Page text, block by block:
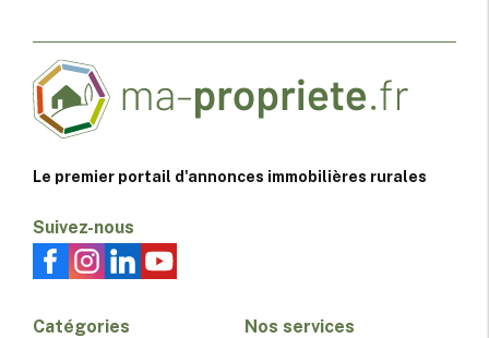
Le premier portail d'annonces immobilières rurales
Suivez-nous
Catégories Nos services